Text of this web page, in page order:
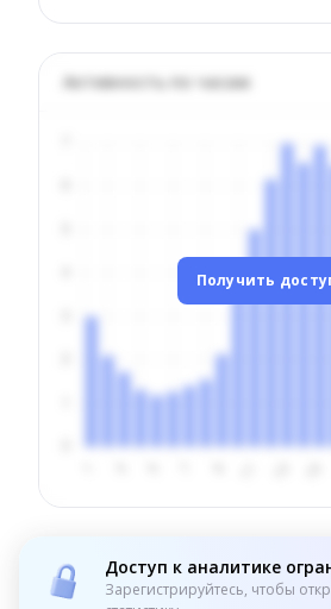
Активность по часам
Получить
Доступ к аналитике
Зарегистрируйтесь, чтобы